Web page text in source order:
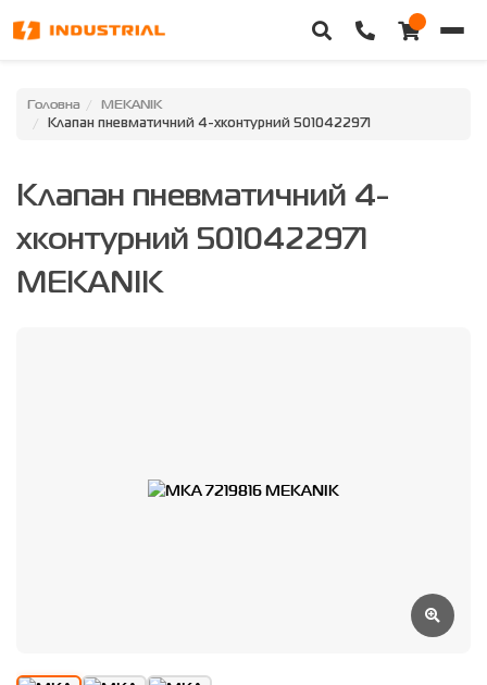
Головна
Категорії
Доставка та оплата
Головна MEKANIK
Клапан пневматичний 4-хконтурний 5010422971
Клапан пневматичний 4-
хконтурний 5010422971
MEKANIK